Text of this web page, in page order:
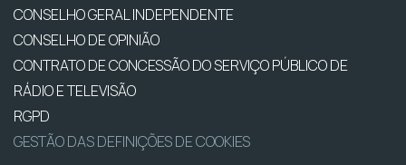
CONSELHO GERAL INDEPENDENTE
CONSELHO DE OPINIÃO
CONTRATO DE CONCESSÃO DO SERVIÇO PÚBLICO DE
RÁDIO E TELEVISÃO
RGPD
GESTÃO DAS DEFINIÇÕES DE COOKIES